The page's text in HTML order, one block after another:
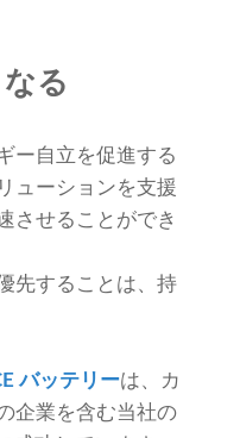
る
ー自立を促進する
ューションを支援
させることができ
先することは、持
バッテリーは、カ
企業を含む当社の